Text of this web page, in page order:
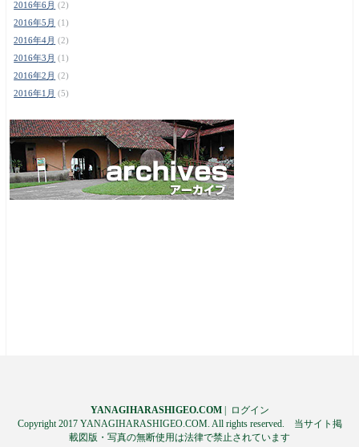
2016年6月 (2)
2016年5月 (1)
2016年4月 (2)
2016年3月 (1)
2016年2月 (2)
2016年1月 (5)
YANAGIHARASHIGEO.COM|
ログイン
Copyright 2017 YANAGIHARASHIGEO.COM. All rights reserved. 当サイト掲
載図版・写真の無断使用は法律で禁止されています